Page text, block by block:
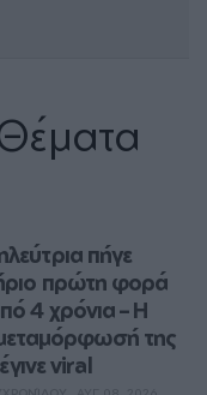
πήγε
πρώτη φορά
4 χρόνια – Η
της
έγινε viral